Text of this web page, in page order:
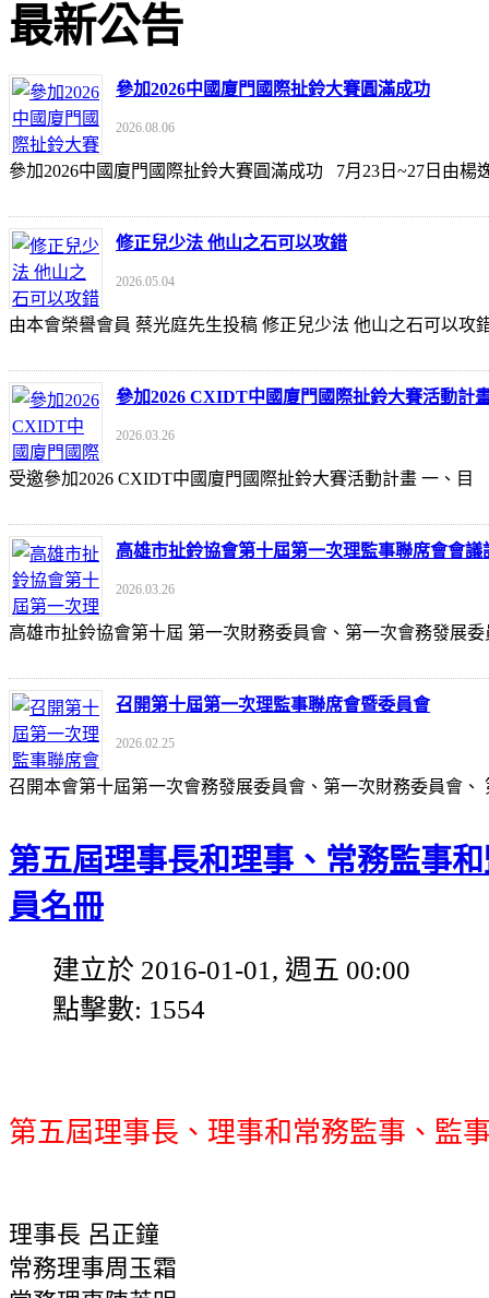
最新公告
參加2026中國廈門國際扯鈴大賽圓滿成功
2026.08.06
參加2026中國廈門國際扯鈴大賽圓滿成功 7月23日~27日由
修正兒少法 他山之石可以攻錯
2026.05.04
由本會榮譽會員 蔡光庭先生投稿 修正兒少法 他山之石可以攻
參加2026 CXIDT中國廈門國際扯鈴大賽活動計
2026.03.26
受邀參加2026 CXIDT中國廈門國際扯鈴大賽活動計畫 一、
高雄市扯鈴協會第十屆第一次理監事聯席會會議
2026.03.26
高雄市扯鈴協會第十屆 第一次財務委員會、第一次會務發展
召開第十屆第一次理監事聯席會暨委員會
2026.02.25
召開本會第十屆第一次會務發展委員會、第一次財務委員會
第五屆理事長和理事、常務監事
員名冊
建立於 2016-01-01, 週五 00:00
點擊數: 1554
第五屆理事長、理事和常務監事、監
理事長 呂正鐘
常務理事周玉霜